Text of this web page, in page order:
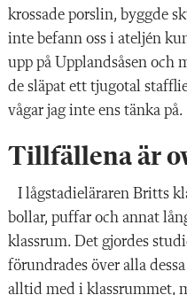
krossade porslin, byggde
inte befann oss i ateljén
upp på Upplandsåsen och
de släpat ett tjugotal
vågar jag inte ens tänka på.
Tillfällena är
I lågstadieläraren Britts
bollar, puffar och annat
klassrum. Det gjordes
förundrades över alla
alltid med i klassrummet,